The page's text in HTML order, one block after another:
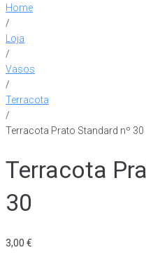
Home
/
Loja
/
Vasos
/
Terracota
/
Terracota Prato Standard nº 30
Terracota
30
3,00 €